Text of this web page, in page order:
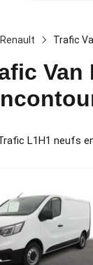
Renault Trafic
L1H1 neufs